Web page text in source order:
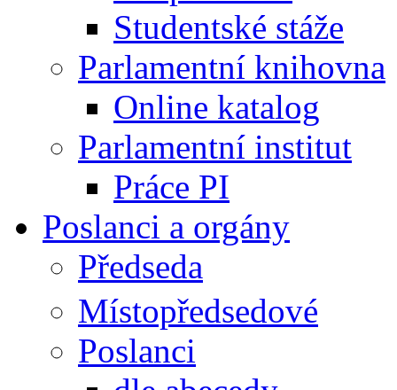
Studentské stáže
Parlamentní knihovna
Online katalog
Parlamentní institut
Práce PI
Poslanci a orgány
Předseda
Místopředsedové
Poslanci